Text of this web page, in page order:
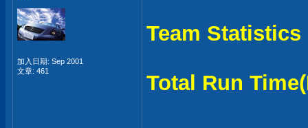
加入日期: Sep 2001
文章: 461
Team Statistics
Total Run